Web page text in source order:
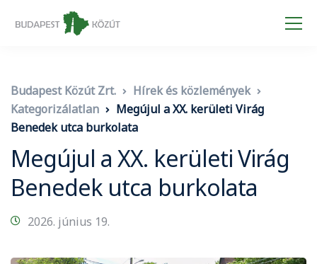
Budapest Közút Zrt.
Hírek és közlemények
Kategorizálatlan
Megújul a XX. kerületi Virág
Benedek utca burkolata
Megújul a XX. kerületi Virág
Benedek utca burkolata
2026. június 19.